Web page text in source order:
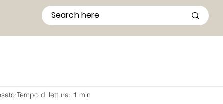
Tempo di lettura: 1 min